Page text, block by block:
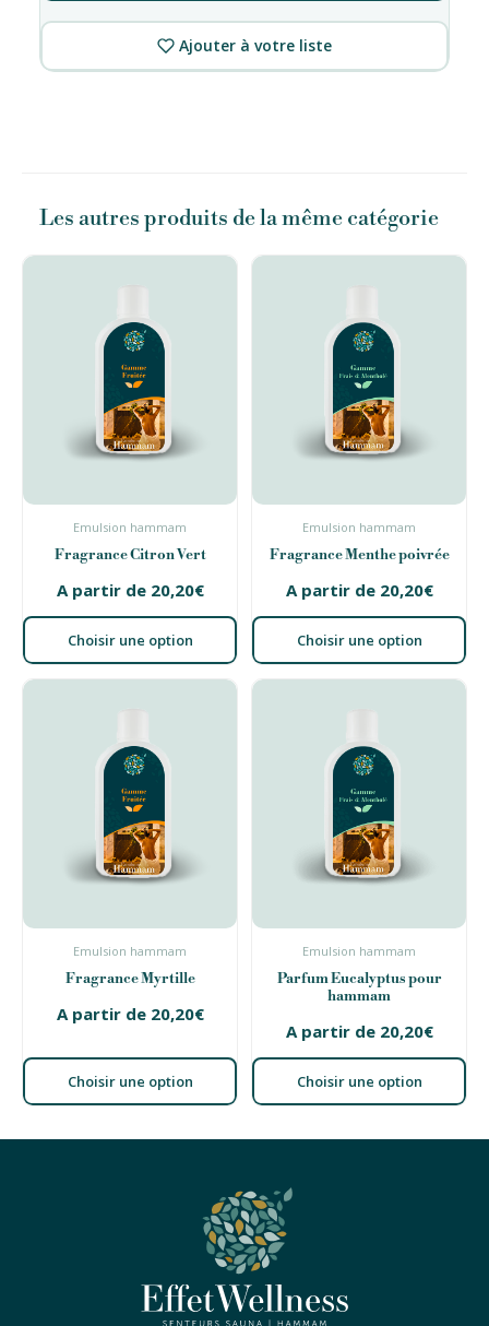
Ajouter à votre liste
Les autres produits de la même catégorie
Emulsion hammam
Fragrance Citron Vert
A partir de 20,20€
Choisir une option
Emulsion hammam
Fragrance Menthe poivrée
A partir de 20,20€
Choisir une option
Emulsion hammam
Fragrance Myrtille
A partir de 20,20€
Choisir une option
Emulsion hammam
Parfum Eucalyptus pour
hammam
A partir de 20,20€
Choisir une option